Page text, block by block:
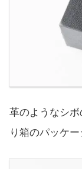
革のようなシ
り箱のパッケー